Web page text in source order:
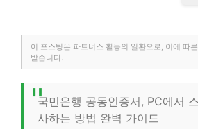
이 포스팅은 파트너스 활동의 일환으로, 이에 따
받습니다.
국민은행 공동인증서, PC에서
사하는 방법 완벽 가이드